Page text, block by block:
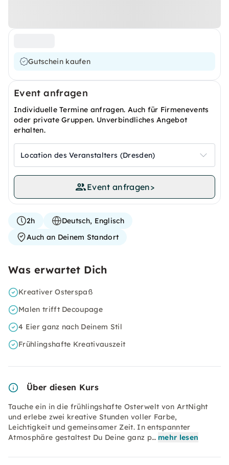
Gutschein kaufen
Event anfragen
Individuelle Termine anfragen. Auch für Firmenevents
oder private Gruppen. Unverbindliches Angebot
erhalten.
Location des Veranstalters (Dresden)
Event anfragen>
2h
Deutsch, Englisch
Auch an Deinem Standort
Was erwartet Dich
Kreativer Osterspaß
Malen trifft Decoupage
4 Eier ganz nach Deinem Stil
Frühlingshafte Kreativauszeit
Über diesen Kurs
Tauche ein in die frühlingshafte Osterwelt von ArtNight
und erlebe zwei kreative Stunden voller Farbe,
Leichtigkeit und gemeinsamer Zeit. In entspannter
Atmosphäre gestaltest Du Deine ganz p… mehr lesen